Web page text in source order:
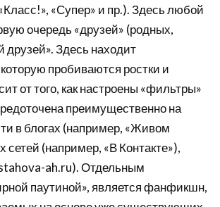
«Супер» и пр.). Здесь любой
очередь «друзей» (родных,
друзей». Здесь находит
пробиваются ростки и
от того, как настроены «фильтры»
преимущественно на
в блогах (например, «Живом
(например, «В Контакте»),
ah.ru). Отдельным
паутиной», является фанфикшн,